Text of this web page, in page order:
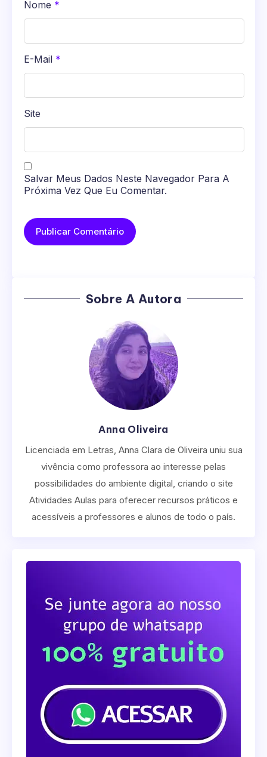
Nome *
E-Mail *
Site
Salvar Meus Dados Neste Navegador Para A
Próxima Vez Que Eu Comentar.
Sobre A Autora
Anna Oliveira
Licenciada em Letras, Anna Clara de Oliveira uniu sua
vivência como professora ao interesse pelas
possibilidades do ambiente digital, criando o site
Atividades Aulas para oferecer recursos práticos e
acessíveis a professores e alunos de todo o país.